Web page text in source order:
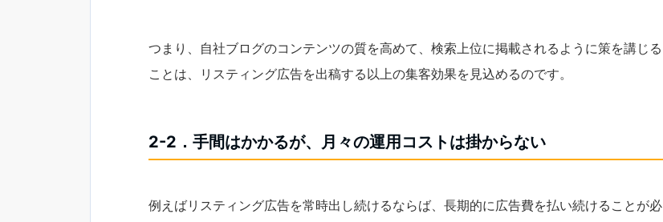
つまり、自社ブログのコンテンツの質を高めて、検索上位に掲載されるように策を講じる
ことは、リスティング広告を出稿する以上の集客効果を見込めるのです。
2-2．手間はかかるが、月々の運用コストは掛からない
例えばリスティング広告を常時出し続けるならば、長期的に広告費を払い続けることが必